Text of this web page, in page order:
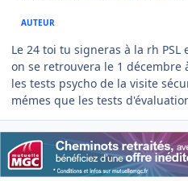
AUTEUR
Le 24 toi tu signeras à la rh
on se retrouvera le 1 décembre
les tests psycho de la visite
mémes que les tests